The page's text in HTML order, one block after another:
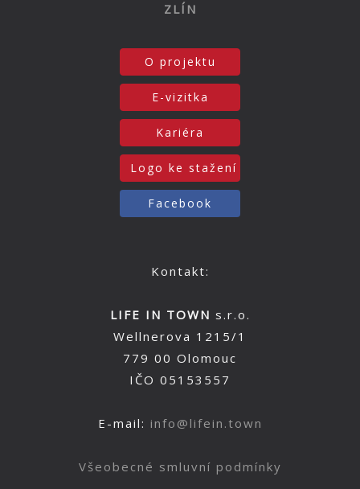
ZLÍN
O projektu
E-vizitka
Kariéra
Logo ke stažení
Facebook
Kontakt:
LIFE IN TOWN s.r.o.
Wellnerova 1215/1
779 00 Olomouc
IČO 05153557
E-mail: info@lifein.town
Všeobecné smluvní podmínky